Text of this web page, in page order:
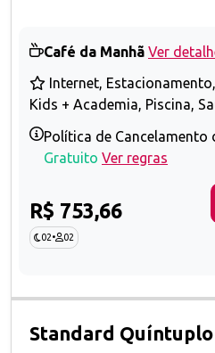
Café da Manhã Ver
Internet,
Kids + Academia, Piscina,
Política de Cancelamento
Gratuito Ver regras
R$ 753,66
02• 02
Standard Quíntuplo